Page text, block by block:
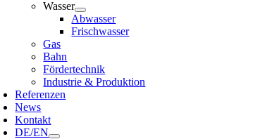
Wasser
Abwasser
Frischwasser
Gas
Bahn
Fördertechnik
Industrie & Produktion
Referenzen
News
Kontakt
DE/EN